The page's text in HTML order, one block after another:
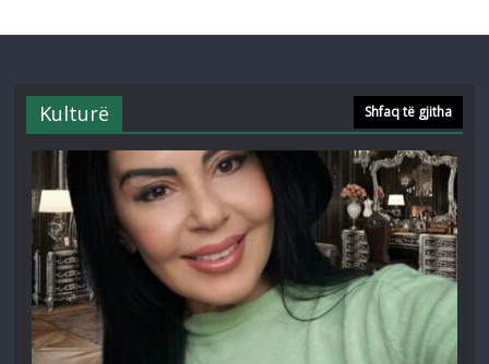
Kulturë Shfaq të gjitha